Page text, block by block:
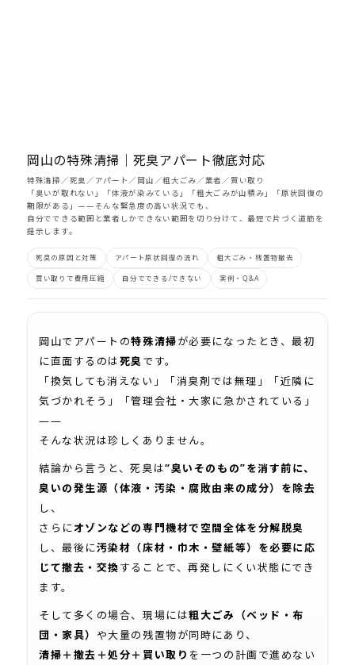
岡山の特殊清掃｜死臭アパート徹底対応
特殊清掃 ／死臭 ／ アパート ／ 岡山 ／粗大ごみ／業者 ／ 買い取り
「臭いが取れない」「体液が染みている」「粗大ごみが山積み」「原状回復の
期限がある」——そんな緊急度の高い状況でも、
自分でできる範囲 と業者しかできない範囲を切り分けて、最短で片づく道筋を
提示します。
死臭の原因と対策 アパート原状回復の流れ 粗大ごみ・残置物撤去
買い取りで費用圧縮 自分でできる/できない 実例・Q&A
岡山でアパートの特殊清掃が必要になったとき、最初
に直面するのは死臭 です。
「換気しても消えない」「消臭剤では無理」「近隣に
気づかれそう」「管理会社・大家に急かされている」
——
そんな状況は珍しくありません。
結論から言うと、死臭は“臭いそのもの”を消す前に、
臭いの発生源（体液・汚染・腐敗由来の成分）を除去
し、
さらにオゾンなどの専門機材で空間全体を分解脱臭
し、最後に汚染材（床材・巾木・壁紙等）を必要に応
じて撤去・交換することで、再発しにくい状態にでき
ます。
そして多くの場合、現場には粗大ごみ（ベッド・布
団・家具） や大量の残置物が同時にあり、
清掃＋撤去＋処分＋買い取り を一つの計画で進めない